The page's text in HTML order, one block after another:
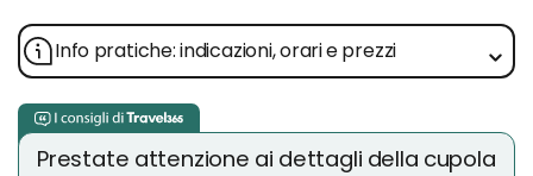
Info pratiche: indicazioni, orari e prezzi
Prestate attenzione ai dettagli della cupola